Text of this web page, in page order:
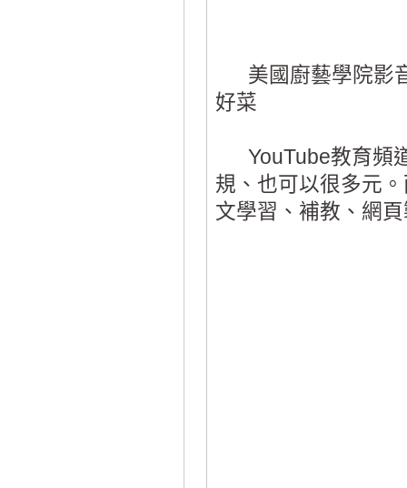
美國廚藝學院影
好菜
YouTube教育頻
規、也可以很多元
文學習、補教、網